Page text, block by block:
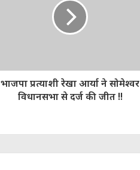
भाजपा प्रत्याशी रेखा आर्या ने सोमेश्वर
विधानसभा से दर्ज की जीत !!